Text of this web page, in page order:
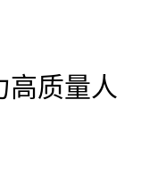
质量人